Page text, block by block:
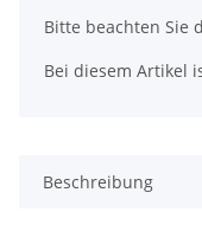
Bitte beachten Sie
Bei diesem Artikel
Beschreibung